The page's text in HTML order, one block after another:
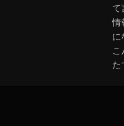
て
情
に
た